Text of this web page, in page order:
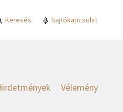
Keresés Sajtókapcsolat
Vélemény